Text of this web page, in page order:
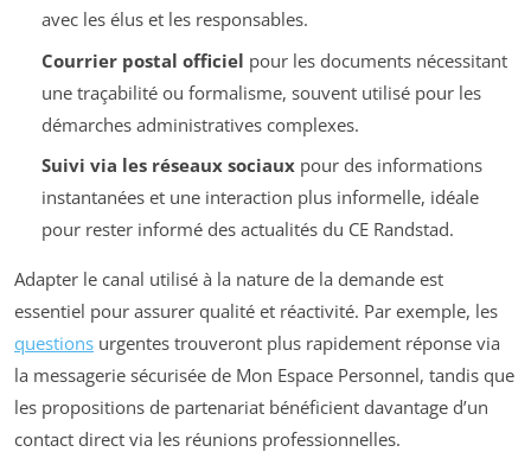
avec les élus et les responsables.
Courrier postal officiel pour les documents nécessitant
une traçabilité ou formalisme, souvent utilisé pour les
démarches administratives complexes.
Suivi via les réseaux sociauxpour des informations
instantanées et une interaction plus informelle, idéale
pour rester informé des actualités du CE Randstad.
Adapter le canal utilisé à la nature de la demande est
essentiel pour assurer qualité et réactivité. Par exemple, les
questions urgentes trouveront plus rapidement réponse via
la messagerie sécurisée de Mon Espace Personnel, tandis que
les propositions de partenariat bénéficient davantage d’un
contact direct via les réunions professionnelles.